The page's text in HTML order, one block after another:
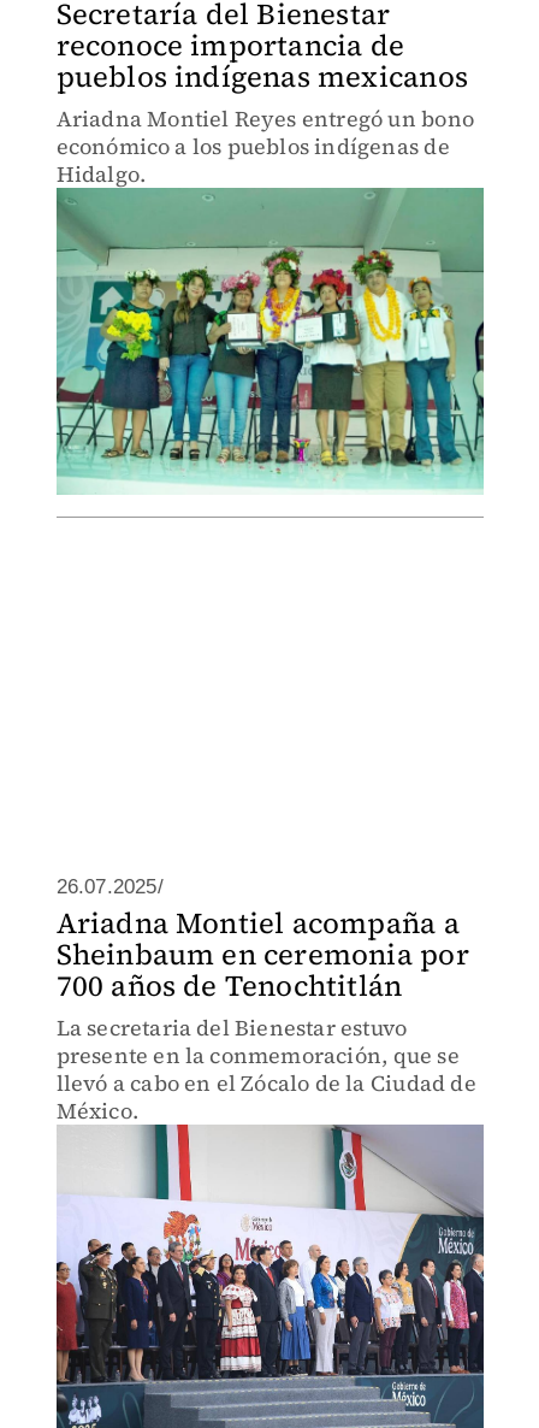
Secretaría del Bienestar
reconoce importancia de
pueblos indígenas mexicanos
Ariadna Montiel Reyes entregó un bono
económico a los pueblos indígenas de
Hidalgo.
26.07.2025/
Ariadna Montiel acompaña a
Sheinbaum en ceremonia por
700 años de Tenochtitlán
La secretaria del Bienestar estuvo
presente en la conmemoración, que se
llevó a cabo en el Zócalo de la Ciudad de
México.